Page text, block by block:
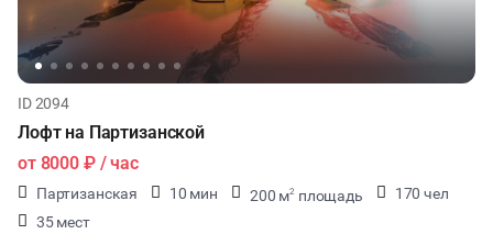
ID 2094
Лофт на Партизанской
от 8000 ₽/ час
Партизанская 10 мин 200 м2 площадь
170 чел
35 мест